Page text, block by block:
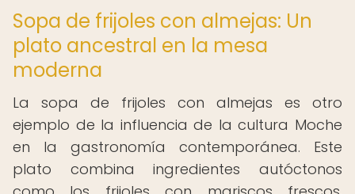
Sopa de frijoles con almejas: Un
plato ancestral en la mesa
moderna
La sopa de frijoles con almejas es otro
ejemplo de la influencia de la cultura Moche
en la gastronomía contemporánea. Este
plato combina ingredientes autóctonos